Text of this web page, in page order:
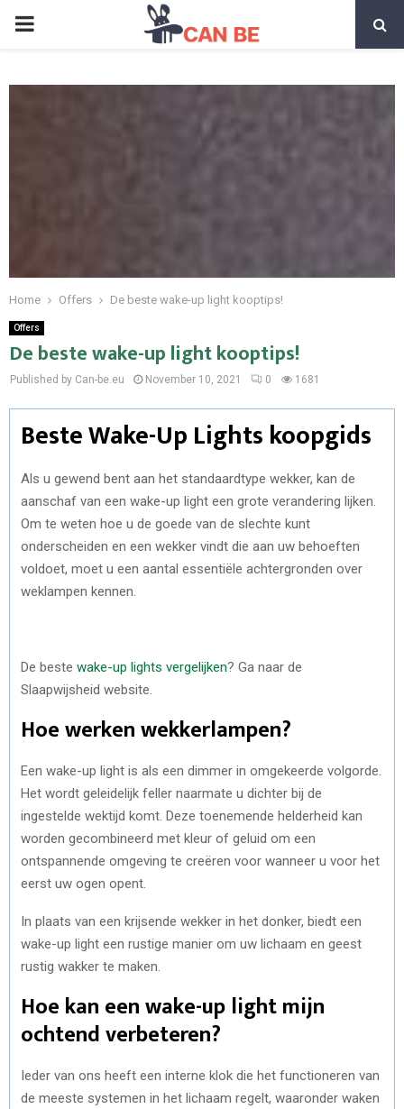
PRIMARY
Home Offers De beste wake-up light kooptips!
Offers
De beste wake-up light kooptips!
Published by Can-be.eu November 10, 2021 0 1681
Beste Wake-Up Lights koopgids
Als u gewend bent aan het standaardtype wekker, kan de
aanschaf van een wake-up light een grote verandering lijken.
Om te weten hoe u de goede van de slechte kunt
onderscheiden en een wekker vindt die aan uw behoeften
voldoet, moet u een aantal essentiële achtergronden over
weklampen kennen.
De beste wake-up lights vergelijken? Ga naar de
Slaapwijsheid website.
Hoe werken wekkerlampen?
Een wake-up light is als een dimmer in omgekeerde volgorde.
Het wordt geleidelijk feller naarmate u dichter bij de
ingestelde wektijd komt. Deze toenemende helderheid kan
worden gecombineerd met kleur of geluid om een
ontspannende omgeving te creëren voor wanneer u voor het
eerst uw ogen opent.
In plaats van een krijsende wekker in het donker, biedt een
wake-up light een rustige manier om uw lichaam en geest
rustig wakker te maken.
Hoe kan een wake-up light mijn
ochtend verbeteren?
Ieder van ons heeft een interne klok die het functioneren van
de meeste systemen in het lichaam regelt, waaronder waken